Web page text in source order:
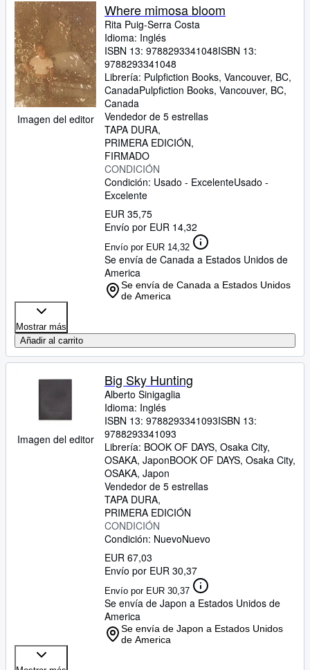
Vendedores
Comenzar a vender
Ayuda
CERRAR
Imagen del editor
Where mimosa bloom
Rita Puig-Serra Costa
Idioma: Inglés
ISBN 13: 9788293341048ISBN 13:
9788293341048
Librería: Pulpfiction Books, Vancouver, BC,
CanadaPulpfiction Books, Vancouver, BC,
Canada
Vendedor de 5 estrellas
TAPA DURA
PRIMERA EDICIÓN
FIRMADO
CONDICIÓN
Condición: Usado - ExcelenteUsado -
Excelente
EUR 35,75
Envío por EUR 14,32
Envío por EUR 14,32
Se envía de Canada a Estados Unidos de
America
Se envía de Canada a Estados Unidos
de America
Mostrar más
Añadir al carrito
Imagen del editor
Big Sky Hunting
Alberto Sinigaglia
Idioma: Inglés
ISBN 13: 9788293341093ISBN 13:
9788293341093
Librería: BOOK OF DAYS, Osaka City,
OSAKA, JaponBOOK OF DAYS, Osaka City,
OSAKA, Japon
Vendedor de 5 estrellas
TAPA DURA
PRIMERA EDICIÓN
CONDICIÓN
Condición: NuevoNuevo
EUR 67,03
Envío por EUR 30,37
Envío por EUR 30,37
Se envía de Japon a Estados Unidos de
America
Se envía de Japon a Estados Unidos
de America